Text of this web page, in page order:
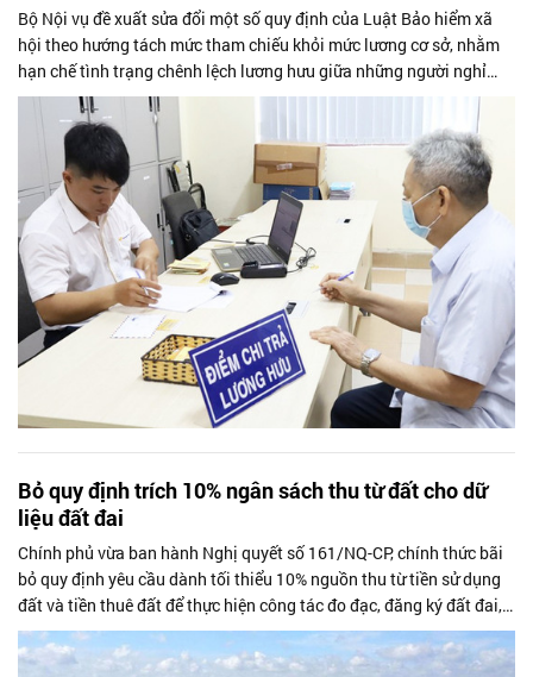
Bộ Nội vụ đề xuất sửa đổi một số quy định của Luật Bảo hiểm xã
hội theo hướng tách mức tham chiếu khỏi mức lương cơ sở, nhằm
hạn chế tình trạng chênh lệch lương hưu giữa những người nghỉ
hưu trước và sau...
Bỏ quy định trích 10% ngân sách thu từ đất cho dữ
liệu đất đai
Chính phủ vừa ban hành Nghị quyết số 161/NQ-CP, chính thức bãi
bỏ quy định yêu cầu dành tối thiểu 10% nguồn thu từ tiền sử dụng
đất và tiền thuê đất để thực hiện công tác đo đạc, đăng ký đất đai,
cấp Giấy...